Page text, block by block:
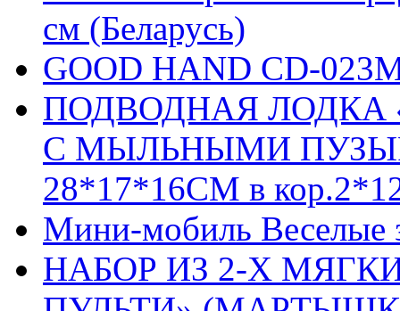
см (Беларусь)
GOOD HAND CD-
ПОДВОДНАЯ ЛОДКА
С МЫЛЬНЫМИ
28*17*16СМ в
Мини-мобиль Веселые
НАБОР ИЗ 2-Х